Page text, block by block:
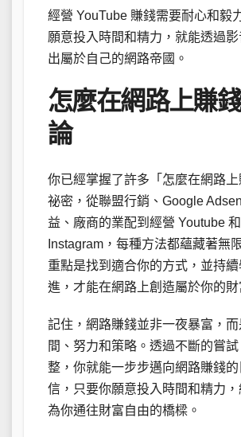
經營 YouTube 賺錢需要耐心和毅
願意投入時間和精力，就能透過
出屬於自己的網路帝國。
怎麼在網路上賺
論
你已經掌握了許多「怎麼在網路
祕密，從聯盟行銷、Google
益、廠商的業配到經營 Youtube 和
Instagram，每種方法都蘊藏著無
重點是找到適合你的方式，並持
進，才能在網路上創造屬於你的財
記住，網路賺錢並非一夜暴富，
間、努力和策略。透過不斷的嘗
整，你就能一步步邁向網路賺錢的
信，只要你願意投入時間和精力
為你通往財富自由的橋樑。